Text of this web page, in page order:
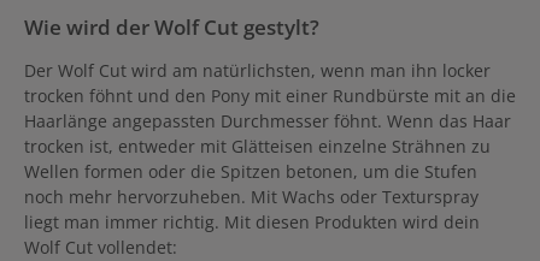
Wie wird der Wolf Cut gestylt?
Der Wolf Cut wird am natürlichsten, wenn man ihn locker
trocken föhnt und den Pony mit einer Rundbürste mit an die
Haarlänge angepassten Durchmesser föhnt. Wenn das Haar
trocken ist, entweder mit Glätteisen einzelne Strähnen zu
Wellen formen oder die Spitzen betonen, um die Stufen
noch mehr hervorzuheben. Mit Wachs oder Texturspray
liegt man immer richtig. Mit diesen Produkten wird dein
Wolf Cut vollendet: